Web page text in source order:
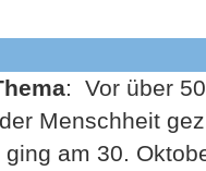
: Vor über
Menschheit
am 30.